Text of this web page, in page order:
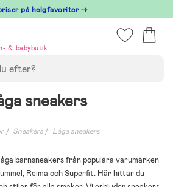
på helgfavoriter →
& babybutik
sneakers
Sneakers Låga sneakers
barnsneakers från populära varumärken
Reima och Superfit. Här hittar du